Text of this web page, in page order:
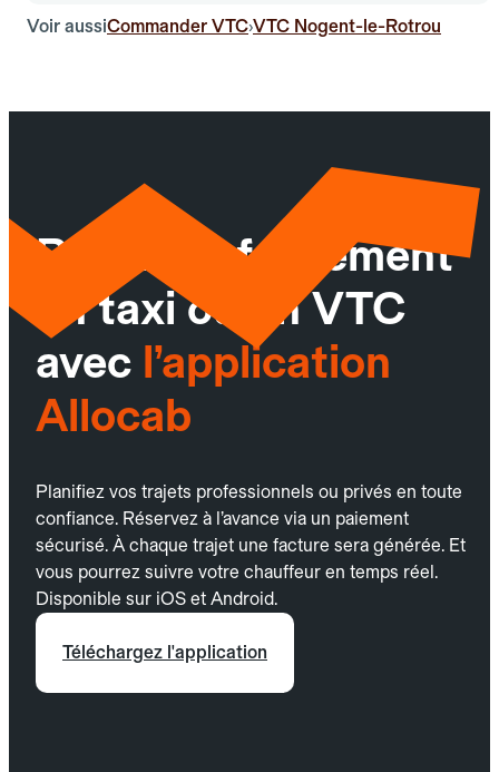
Voir aussiCommander VTC›VTC Nogent-le-Rotrou
Réservez facilement
un taxi ou un VTC
avec l’application
Allocab
Planifiez vos trajets professionnels ou privés en toute
confiance. Réservez à l’avance via un paiement
sécurisé. À chaque trajet une facture sera générée. Et
vous pourrez suivre votre chauffeur en temps réel.
Disponible sur iOS et Android.
Téléchargez l'application